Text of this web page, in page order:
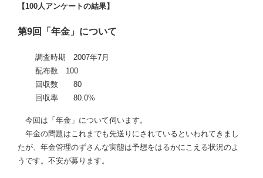
【100人アンケートの結果】
第9回「年金」について
調査時期 2007年7月
配布数 100
回収数 80
回収率 80.0%
今回は「年金」について伺います。
年金の問題はこれまでも先送りにされているといわれてきまし
たが、年金管理のずさんな実態は予想をはるかにこえる状況のよ
うです。不安が募ります。